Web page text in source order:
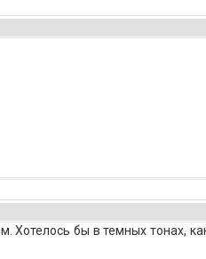
Хотелось бы в темных тонах,